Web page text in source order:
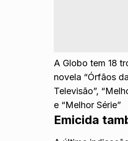
A Globo tem 18
novela “Órfãos
Televisão”,
e “Melhor Série”
Emicida